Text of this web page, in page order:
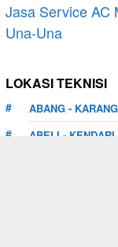
Jasa Service AC
Una-Una
LOKASI TEKNISI
ABANG -
ABELI - KENDARI